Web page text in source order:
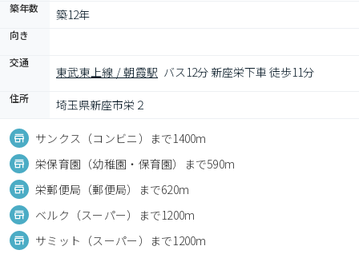
築年数 築12年
向き
交通
東武東上線 / 朝霞駅 バス12分 新座栄下車 徒歩11分
住所 埼玉県新座市栄２
サンクス（コンビニ）まで1400m
栄保育園（幼稚園・保育園）まで590m
栄郵便局（郵便局）まで620m
ベルク（スーパー）まで1200m
サミット（スーパー）まで1200m